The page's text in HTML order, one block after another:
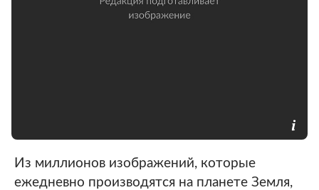
Из миллионов изображений, которые
ежедневно производятся на планете Земля,